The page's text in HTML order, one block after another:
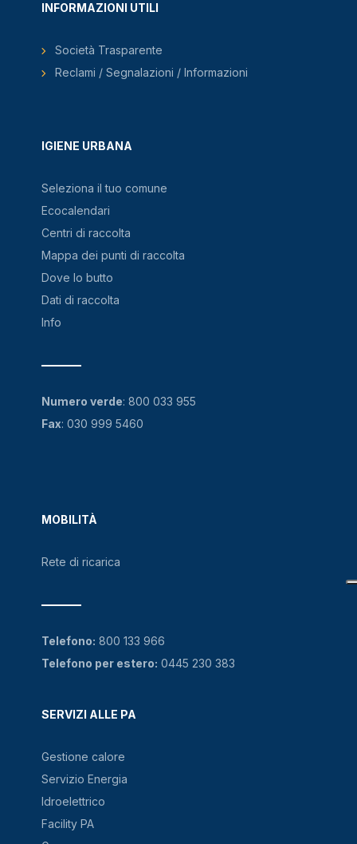
IGIENE URBANA
Seleziona il tuo comune
Ecocalendari
Centri di raccolta
Mappa dei punti di raccolta
Dove lo butto
Dati di raccolta
Info
MOBILITÀ
Rete di ricarica
SERVIZI ALLE PA
Gestione calore
Servizio Energia
Idroelettrico
Facility PA
INFORMAZIONI UTILI
Società Trasparente
Reclami / Segnalazioni / Informazioni
Numero verde: 800 033 955
Fax: 030 999 5460
Telefono: 800 133 966
Telefono per estero: 0445 230 383